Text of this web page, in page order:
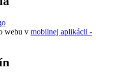
webu v mobilnej aplikácii -